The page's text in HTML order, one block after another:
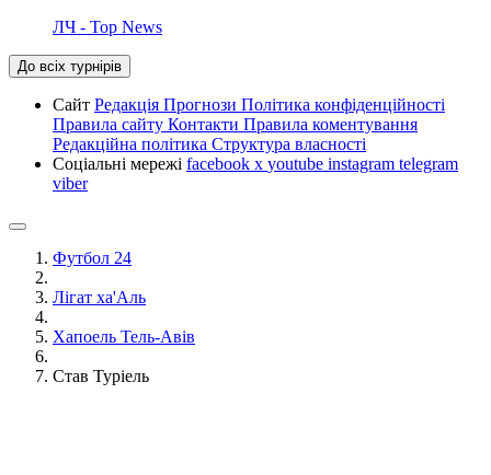
ЛЧ - Top News
До всіх турнірів
Сайт Редакція Прогнози Політика конфіденційності
Правила сайту Контакти Правила коментування
Редакційна політика Структура власності
Соціальні мережі facebook x youtube instagram telegram
viber
Футбол 24
Лігат ха'Аль
Хапоель Тель-Авів
Став Туріель